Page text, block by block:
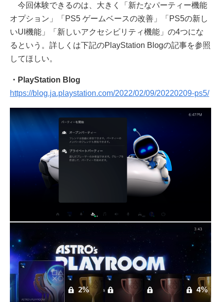
今回体験できるのは、大きく「新たなパーティー機能
オプション」「PS5 ゲームベースの改善」「PS5の新し
いUI機能」「新しいアクセシビリティ機能」の4つにな
るという。詳しくは下記のPlayStation Blogの記事を参照
してほしい。
・PlayStation Blog
https://blog.ja.playstation.com/2022/02/09/20220209-ps5/